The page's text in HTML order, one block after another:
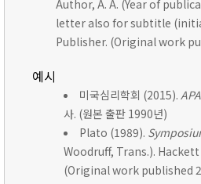
Author, A. A. (Year of
letter also for subtitle
Publisher. (Original work
예시
미국심리학회 (2015).
사. (원본 출판 1990년)
Plato (1989).
Woodruff, Trans.).
(Original work published